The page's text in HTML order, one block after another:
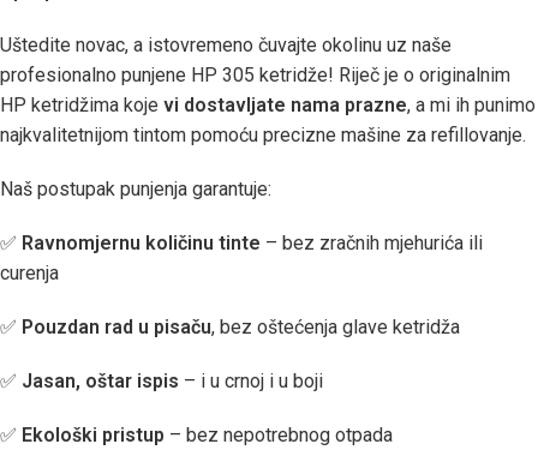
Uštedite novac, a istovremeno čuvajte okolinu uz naše
profesionalno punjene HP 305 ketridže! Riječ je o originalnim
HP ketridžima koje vi dostavljate nama prazne, a mi ih punimo
najkvalitetnijom tintom pomoću precizne mašine za refillovanje.
Naš postupak punjenja garantuje:
✅ Ravnomjernu količinu tinte – bez zračnih mjehurića ili
curenja
✅ Pouzdan rad u pisaču, bez oštećenja glave ketridža
✅ Jasan, oštar ispis – i u crnoj i u boji
✅ Ekološki pristup – bez nepotrebnog otpada